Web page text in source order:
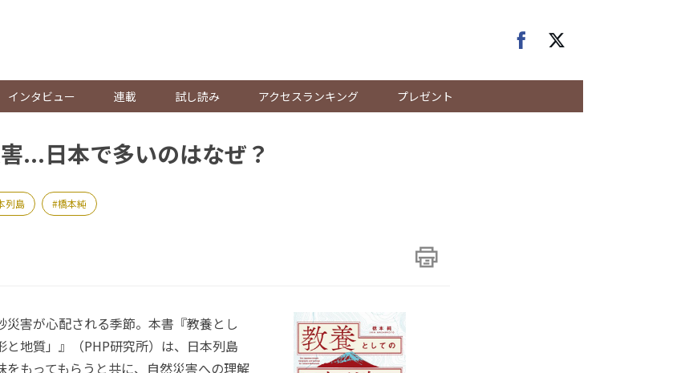
インタビュー 連載 試し読み アクセスランキング プレゼント
...日本で多いのはなぜ？
列島 橋本純
害が心配される季節。本書『教養とし
と地質」』（PHP研究所）は、日本列島
をもってもらうと共に、自然災害への理解